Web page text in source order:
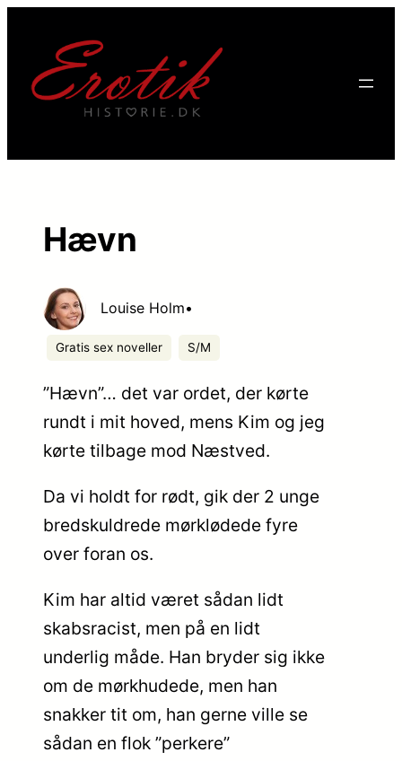
Hævn
Louise Holm•
Gratis sex noveller S/M
”Hævn”… det var ordet, der kørte
rundt i mit hoved, mens Kim og jeg
kørte tilbage mod Næstved.
Da vi holdt for rødt, gik der 2 unge
bredskuldrede mørklødede fyre
over foran os.
Kim har altid været sådan lidt
skabsracist, men på en lidt
underlig måde. Han bryder sig ikke
om de mørkhudede, men han
snakker tit om, han gerne ville se
sådan en flok ”perkere”